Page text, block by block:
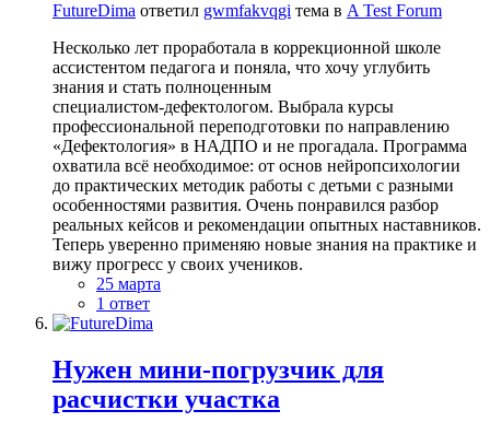
FutureDima ответил gwmfakvqgi тема в A Test Forum
Несколько лет проработала в коррекционной школе
ассистентом педагога и поняла, что хочу углубить
знания и стать полноценным
специалистом‑дефектологом. Выбрала курсы
профессиональной переподготовки по направлению
«Дефектология» в НАДПО и не прогадала. Программа
охватила всё необходимое: от основ нейропсихологии
до практических методик работы с детьми с разными
особенностями развития. Очень понравился разбор
реальных кейсов и рекомендации опытных наставников.
Теперь уверенно применяю новые знания на практике и
вижу прогресс у своих учеников.
25 марта
1 ответ
Нужен мини-погрузчик для
расчистки участка